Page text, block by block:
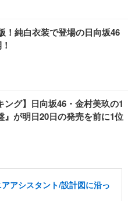
！純白衣装で登場の日向坂46
ング】日向坂46・金村美玖の1
』が明日20日の発売を前に1位
アシスタント/設計図に沿っ